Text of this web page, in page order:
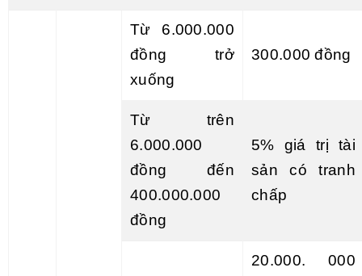
Từ 6.000.000
đồng trở
xuống
300.000 đồng
Từ trên
6.000.000
đồng đến
400.000.000
đồng
5% giá trị tài
sản có tranh
chấp
20.000. 000